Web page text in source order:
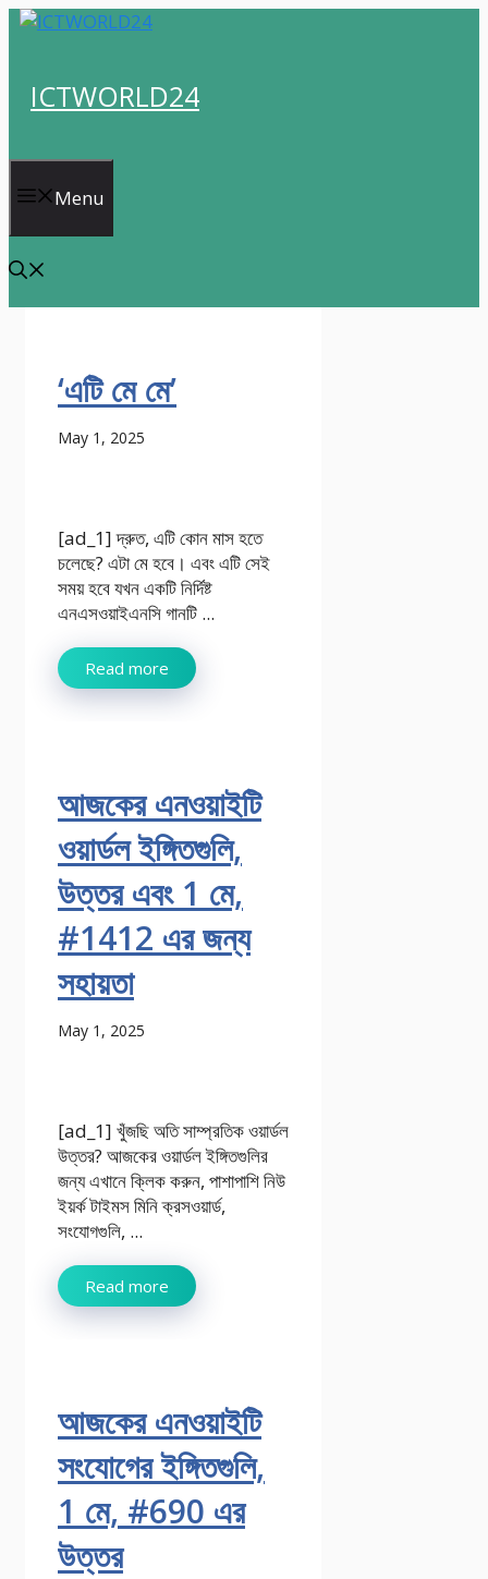
Skip
ICTWORLD24
Menu
‘এটি মে মে’
May 1, 2025
[ad_1] দ্রুত, এটি কোন মাস হতে
চলেছে? এটা মে হবে। এবং এটি সেই
সময় হবে যখন একটি নির্দিষ্ট
এনএসওয়াইএনসি গানটি ...
Read more
আজকের এনওয়াইটি
ওয়ার্ডল ইঙ্গিতগুলি,
উত্তর এবং 1 মে,
#1412 এর জন্য
সহায়তা
May 1, 2025
[ad_1] খুঁজছি অতি সাম্প্রতিক ওয়ার্ডল
উত্তর? আজকের ওয়ার্ডল ইঙ্গিতগুলির
জন্য এখানে ক্লিক করুন, পাশাপাশি নিউ
ইয়র্ক টাইমস মিনি ক্রসওয়ার্ড,
সংযোগগুলি, ...
Read more
আজকের এনওয়াইটি
সংযোগের ইঙ্গিতগুলি,
1 মে, #690 এর
উত্তর